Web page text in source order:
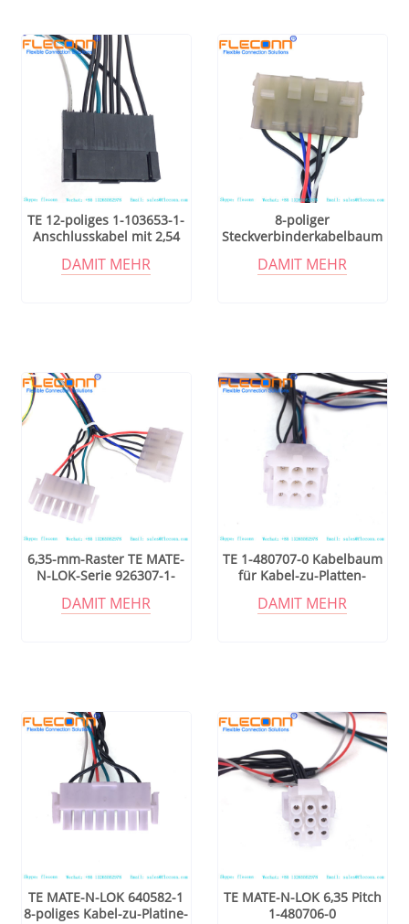
TE 12-poliges 1-103653-1-
Anschlusskabel mit 2,54
DAMIT MEHR
8-poliger
Steckverbinderkabelbaum
926308-1
DAMIT MEHR
6,35-mm-Raster TE MATE-
N-LOK-Serie 926307-1-
DAMIT MEHR
TE 1-480707-0 Kabelbaum
für Kabel-zu-Platten-
DAMIT MEHR
TE MATE-N-LOK 640582-1
8-poliges Kabel-zu-Platine-
TE MATE-N-LOK 6,35 Pitch
1-480706-0